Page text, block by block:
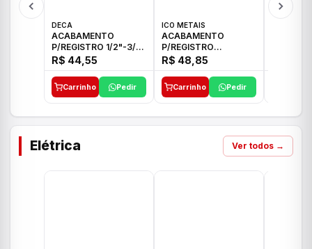
DECA
ACABAMENTO
P/REGISTRO 1/2"-3/4"
E 1"C21.PQ DECA
R$ 44,55
Carrinho Pedir
ICO METAIS
ACABAMENTO
P/REGISTRO
1/2"-3/4"-1" ACB M
CS 33 ICO
R$ 48,85
Carrinho Pedir
Elétrica Ver todos →